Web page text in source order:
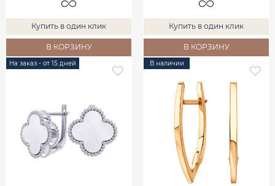
Купить в один клик
В КОРЗИНУ
Купить в один клик
В КОРЗИНУ
На заказ - от 15 дней В наличии